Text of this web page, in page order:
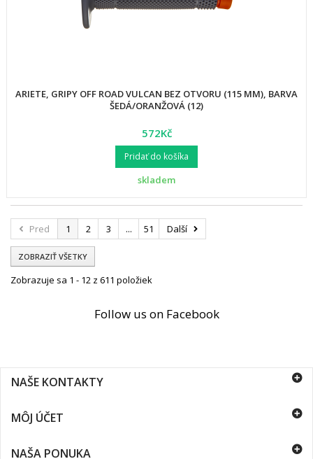
ARIETE, GRIPY OFF ROAD VULCAN BEZ OTVORU (115 MM), BARVA
ŠEDÁ/ORANŽOVÁ (12)
572Kč
Pridať do košíka
skladem
Pred 1 2 3 ... 51 Další
ZOBRAZIŤ VŠETKY
Zobrazuje sa 1 - 12 z 611 položiek
Follow us on Facebook
NAŠE KONTAKTY
MÔJ ÚČET
NAŠA PONUKA